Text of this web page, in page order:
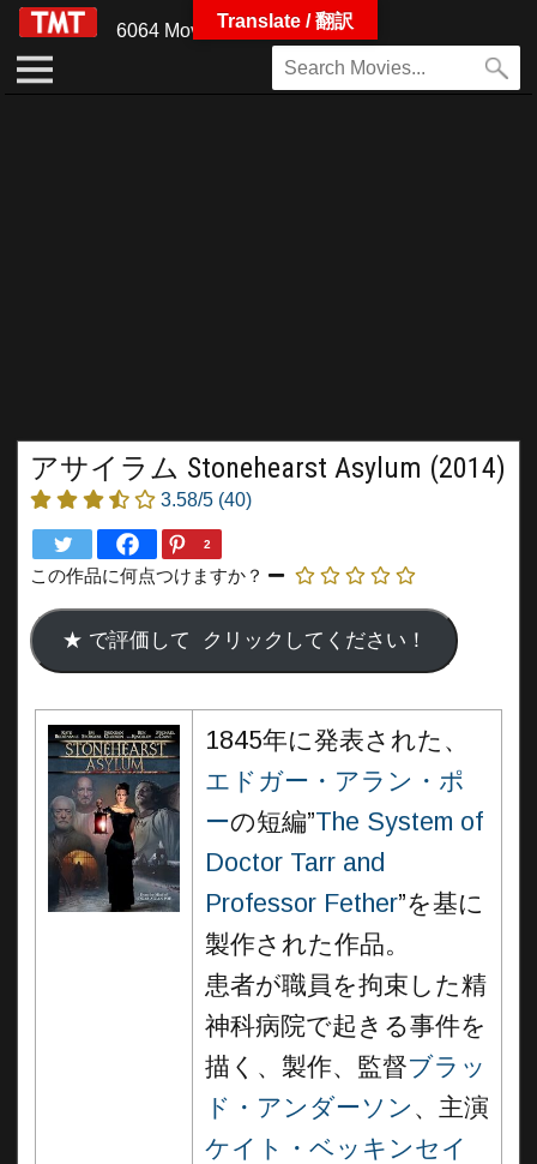
6064 Movies
アサイラム Stonehearst Asylum (2014)
3.58/5 (40)
2
この作品に何点つけますか？
1845年に発表された、
エドガー・アラン・ポ
ーの短編”The System of
Doctor Tarr and
Professor Fether”を基に
製作された作品。
患者が職員を拘束した精
神科病院で起きる事件を
描く、製作、監督ブラッ
ド・アンダーソン 、主演
ケイト・ベッキンセイ
Translate / 翻訳